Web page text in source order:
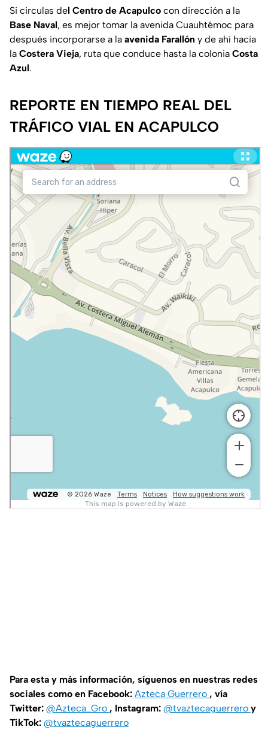
Si circulas del Centro de Acapulco con dirección a la
Base Naval, es mejor tomar la avenida Cuauhtémoc para
después incorporarse a la avenida Farallón y de ahí hacia
la Costera Vieja, ruta que conduce hasta la colonia Costa
Azul.
REPORTE EN TIEMPO REAL DEL
TRÁFICO VIAL EN ACAPULCO
Para esta y más información, síguenos en nuestras redes
sociales como en Facebook: Azteca Guerrero , vía
Twitter: @Azteca_Gro , Instagram: @tvaztecaguerrero y
TikTok: @tvaztecaguerrero